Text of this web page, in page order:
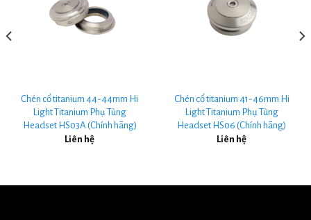
Chén cổ titanium 44-44mm Hi
Light Titanium Phụ Tùng
Headset HS03A (Chính hãng)
Liên hệ
Chén cổ titanium 41-46mm Hi
Light Titanium Phụ Tùng
Headset HS06 (Chính hãng)
Liên hệ